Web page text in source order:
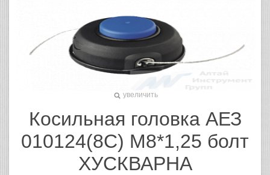
увеличить
Косильная головка AЕЗ
010124(8С) М8*1,25 болт
ХУСКВАРНА